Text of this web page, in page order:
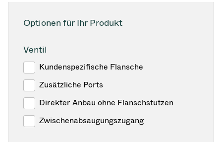
Optionen für Ihr Produkt
Ventil
Kundenspezifische Flansche
Zusätzliche Ports
Direkter Anbau ohne Flanschstutzen
Zwischenabsaugungszugang